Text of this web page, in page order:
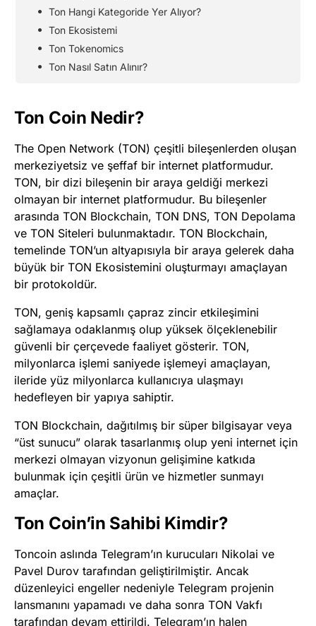
Ton Hangi Kategoride Yer Alıyor?
Ton Ekosistemi
Ton Tokenomics
Ton Nasıl Satın Alınır?
Ton Coin Nedir?
The Open Network (TON) çeşitli bileşenlerden oluşan
merkeziyetsiz ve şeffaf bir internet platformudur.
TON, bir dizi bileşenin bir araya geldiği merkezi
olmayan bir internet platformudur. Bu bileşenler
arasında TON Blockchain, TON DNS, TON Depolama
ve TON Siteleri bulunmaktadır. TON Blockchain,
temelinde TON’un altyapısıyla bir araya gelerek daha
büyük bir TON Ekosistemini oluşturmayı amaçlayan
bir protokoldür.
TON, geniş kapsamlı çapraz zincir etkileşimini
sağlamaya odaklanmış olup yüksek ölçeklenebilir
güvenli bir çerçevede faaliyet gösterir. TON,
milyonlarca işlemi saniyede işlemeyi amaçlayan,
ileride yüz milyonlarca kullanıcıya ulaşmayı
hedefleyen bir yapıya sahiptir.
TON Blockchain, dağıtılmış bir süper bilgisayar veya
“üst sunucu” olarak tasarlanmış olup yeni internet için
merkezi olmayan vizyonun gelişimine katkıda
bulunmak için çeşitli ürün ve hizmetler sunmayı
amaçlar.
Ton Coin’in Sahibi Kimdir?
Toncoin aslında Telegram’ın kurucuları Nikolai ve
Pavel Durov tarafından geliştirilmiştir. Ancak
düzenleyici engeller nedeniyle Telegram projenin
lansmanını yapamadı ve daha sonra TON Vakfı
tarafından devam ettirildi. Telegram’ın halen